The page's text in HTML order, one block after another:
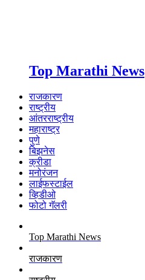
Top Marathi News
राजकारण
राष्ट्रीय
आंतरराष्ट्रीय
महाराष्ट्र
पुणे
बिझनेस
क्रीडा
मनोरंजन
लाईफस्टाईल
व्हिडीओ
फोटो गॅलरी
Top Marathi News
राजकारण